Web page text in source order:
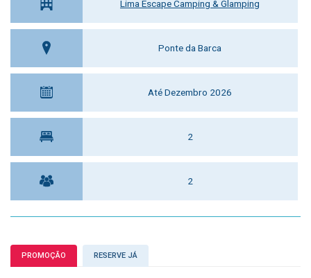
Lima Escape Camping & Glamping
Ponte da Barca
Até Dezembro 2026
2
2
PROMOÇÃO RESERVE JÁ